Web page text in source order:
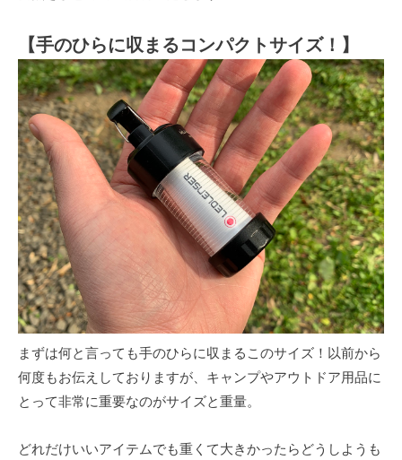
【手のひらに収まるコンパクトサイズ！】
まずは何と言っても手のひらに収まるこのサイズ！以前から
何度もお伝えしておりますが、キャンプやアウトドア用品に
とって非常に重要なのがサイズと重量。
どれだけいいアイテムでも重くて大きかったらどうしようも